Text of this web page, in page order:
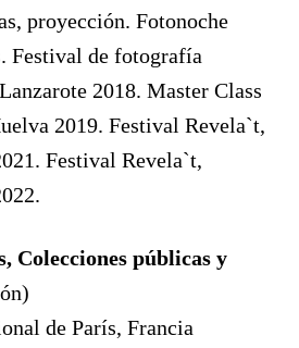
proyección. Fotonoche
Festival de fotografía
2018. Master Class
2019. Festival Revela`t,
Festival Revela`t,
Colecciones públicas y
de París, Francia